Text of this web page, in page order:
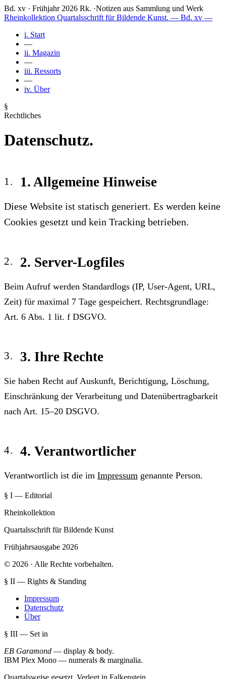
Bd. xv · Frühjahr 2026 Rk. ·Notizen aus Sammlung und Werk
Rheinkollektion Quartalsschrift für Bildende Kunst. — Bd. xv —
i. Start
—
ii. Magazin
—
iii. Ressorts
—
iv. Über
§
Rechtliches
Datenschutz.
1. Allgemeine Hinweise
Diese Website ist statisch generiert. Es werden keine
Cookies gesetzt und kein Tracking betrieben.
2. Server-Logfiles
Beim Aufruf werden Standardlogs (IP, User-Agent, URL,
Zeit) für maximal 7 Tage gespeichert. Rechtsgrundlage:
Art. 6 Abs. 1 lit. f DSGVO.
3. Ihre Rechte
Sie haben Recht auf Auskunft, Berichtigung, Löschung,
Einschränkung der Verarbeitung und Datenübertragbarkeit
nach Art. 15–20 DSGVO.
4. Verantwortlicher
Verantwortlich ist die im Impressum genannte Person.
§ I — Editorial
Rheinkollektion
Quartalsschrift für Bildende Kunst
Frühjahrsausgabe 2026
© 2026 · Alle Rechte vorbehalten.
§ II — Rights & Standing
Impressum
Datenschutz
Über
§ III — Set in
EB Garamond — display & body.
IBM Plex Mono — numerals & marginalia.